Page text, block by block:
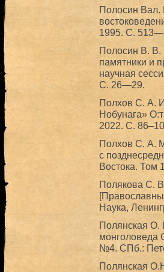
Полосин Вал.
1995. С.
Полосин В. В.
памятники и
научная
С. 26—29.
Полхов С. А.
Нобунага»
2022. С.
Полхов С. А.
с
Востока. Том
Полякова C.
Наука,
Полянская О.
монголоведа
№4. СПб.:
Полянская